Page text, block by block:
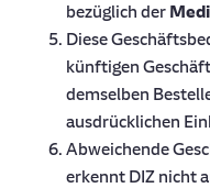
bezüglich der
Diese
künftigen
demselben
ausdrücklichen
Abweichende
erkennt DIZ nicht